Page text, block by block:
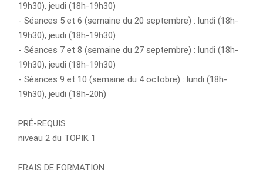
19h30), jeudi (18h-19h30)
- Séances 5 et 6 (semaine du 20 septembre) : lundi (18h-
19h30), jeudi (18h-19h30)
- Séances 7 et 8 (semaine du 27 septembre) : lundi (18h-
19h30), jeudi (18h-19h30)
- Séances 9 et 10 (semaine du 4 octobre) : lundi (18h-
19h30), jeudi (18h-20h)
PRÉ-REQUIS
niveau 2 du TOPIK 1
FRAIS DE FORMATION